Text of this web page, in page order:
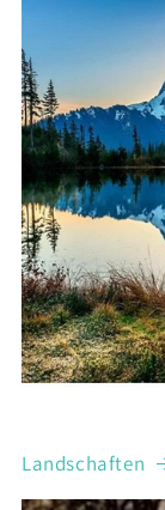
Landschaften